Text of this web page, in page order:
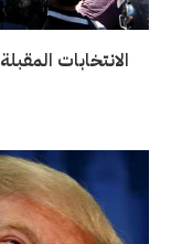
الانتخابات